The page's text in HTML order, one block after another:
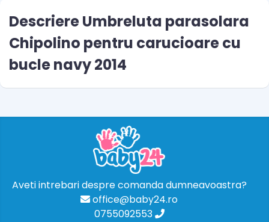
Descriere Umbreluta parasolara
Chipolino pentru carucioare cu
bucle navy 2014
Aveti intrebari despre comanda dumneavoastra?
office@baby24.ro
0755092553